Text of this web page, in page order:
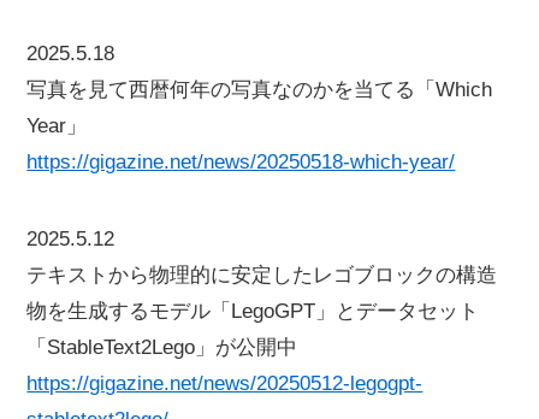
2025.5.18
写真を見て西暦何年の写真なのかを当てる「Which
Year」
https://gigazine.net/news/20250518-which-year/
2025.5.12
テキストから物理的に安定したレゴブロックの構造
物を生成するモデル「LegoGPT」とデータセット
「StableText2Lego」が公開中
https://gigazine.net/news/20250512-legogpt-